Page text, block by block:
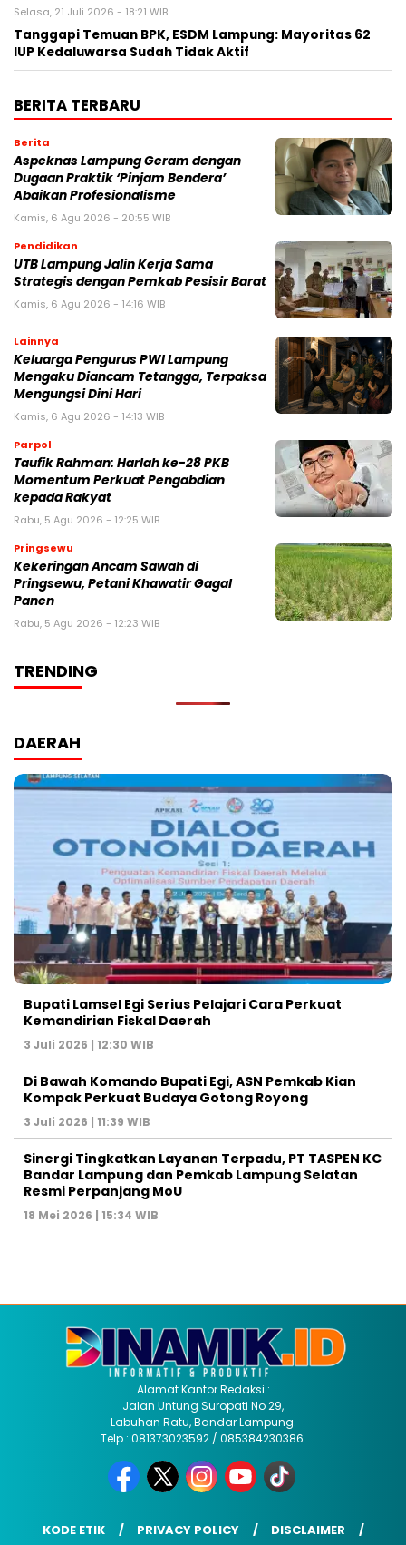
Selasa, 21 Juli 2026 - 18:21 WIB
Tanggapi Temuan BPK, ESDM Lampung: Mayoritas 62
IUP Kedaluwarsa Sudah Tidak Aktif
BERITA TERBARU
Berita
Aspeknas Lampung Geram dengan
Dugaan Praktik ‘Pinjam Bendera’
Abaikan Profesionalisme
Kamis, 6 Agu 2026 - 20:55 WIB
Pendidikan
UTB Lampung Jalin Kerja Sama
Strategis dengan Pemkab Pesisir Barat
Kamis, 6 Agu 2026 - 14:16 WIB
Lainnya
Keluarga Pengurus PWI Lampung
Mengaku Diancam Tetangga, Terpaksa
Mengungsi Dini Hari
Kamis, 6 Agu 2026 - 14:13 WIB
Parpol
Taufik Rahman: Harlah ke-28 PKB
Momentum Perkuat Pengabdian
kepada Rakyat
Rabu, 5 Agu 2026 - 12:25 WIB
Pringsewu
Kekeringan Ancam Sawah di
Pringsewu, Petani Khawatir Gagal
Panen
Rabu, 5 Agu 2026 - 12:23 WIB
TRENDING
DAERAH
Bupati Lamsel Egi Serius Pelajari Cara Perkuat
Kemandirian Fiskal Daerah
3 Juli 2026 | 12:30 WIB
Di Bawah Komando Bupati Egi, ASN Pemkab Kian
Kompak Perkuat Budaya Gotong Royong
3 Juli 2026 | 11:39 WIB
Sinergi Tingkatkan Layanan Terpadu, PT TASPEN KC
Bandar Lampung dan Pemkab Lampung Selatan
Resmi Perpanjang MoU
18 Mei 2026 | 15:34 WIB
Alamat Kantor Redaksi :
Jalan Untung Suropati No 29,
Labuhan Ratu, Bandar Lampung.
Telp : 081373023592 / 085384230386.
KODE ETIK PRIVACY POLICY DISCLAIMER